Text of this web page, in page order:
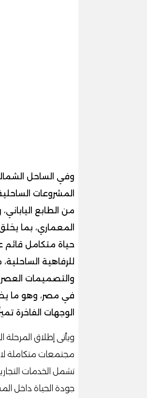
وفي الساحل
المشروعات
من الطابع
المعماري، بما
حياة متكامل قائم
للرفاهية
والتصميمات
في مصر، وهو ما
الوجهات الفاخرة
مجتمعات متكاملة لا
تشمل الخدمات
جودة الحياة داخل